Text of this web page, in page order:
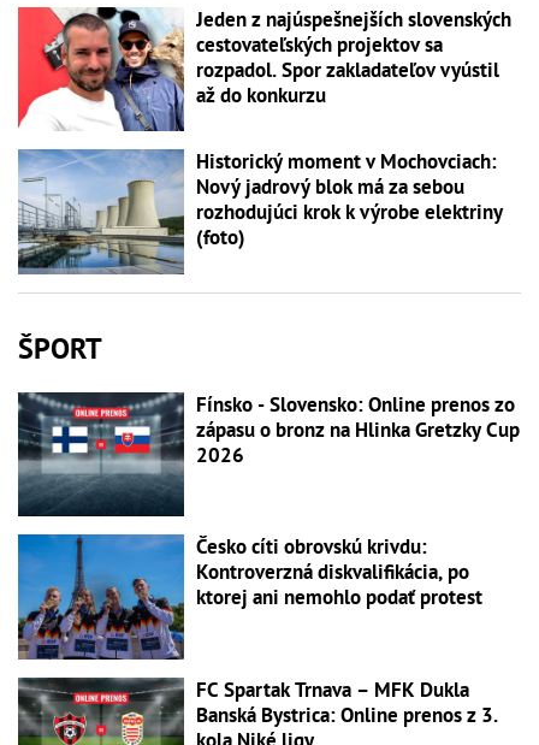
Jeden z najúspešnejších slovenských
cestovateľských projektov sa
rozpadol. Spor zakladateľov vyústil
až do konkurzu
Historický moment v Mochovciach:
Nový jadrový blok má za sebou
rozhodujúci krok k výrobe elektriny
(foto)
ŠPORT
Fínsko - Slovensko: Online prenos zo
zápasu o bronz na Hlinka Gretzky Cup
2026
Česko cíti obrovskú krivdu:
Kontroverzná diskvalifikácia, po
ktorej ani nemohlo podať protest
FC Spartak Trnava – MFK Dukla
Banská Bystrica: Online prenos z 3.
kola Niké ligy